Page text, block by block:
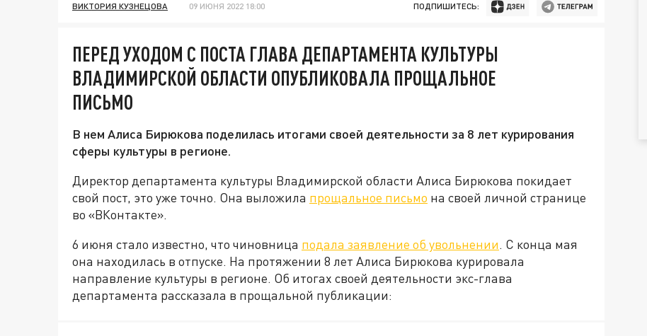
ВИКТОРИЯ КУЗНЕЦОВА 09 ИЮНЯ 2022 18:00 ПОДПИШИТЕСЬ:
ПЕРЕД УХОДОМ С ПОСТА ГЛАВА ДЕПАРТАМЕНТА КУЛЬТУРЫ
ВЛАДИМИРСКОЙ ОБЛАСТИ ОПУБЛИКОВАЛА ПРОЩАЛЬНОЕ
ПИСЬМО
В нем Алиса Бирюкова поделилась итогами своей деятельности за 8 лет курирования
сферы культуры в регионе.
Директор департамента культуры Владимирской области Алиса Бирюкова покидает
свой пост, это уже точно. Она выложила прощальное письмо на своей личной странице
во «ВКонтакте».
6 июня стало известно, что чиновница подала заявление об увольнении. С конца мая
она находилась в отпуске. На протяжении 8 лет Алиса Бирюкова курировала
направление культуры в регионе. Об итогах своей деятельности экс-глава
департамента рассказала в прощальной публикации: